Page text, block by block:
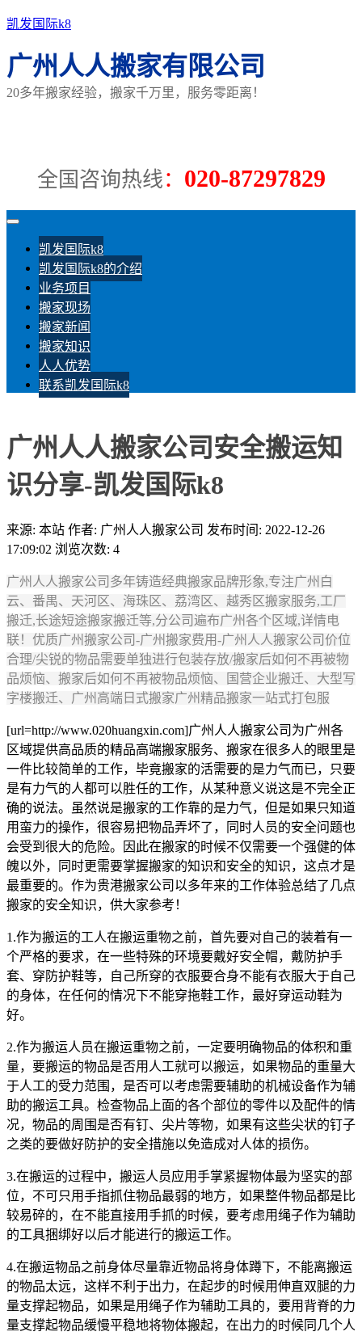
凯发国际k8
广州人人搬家有限公司
20多年搬家经验，搬家千万里，服务零距离！
全国咨询热线： 020-87297829
凯发国际k8
凯发国际k8的介绍
业务项目
搬家现场
搬家新闻
搬家知识
人人优势
联系凯发国际k8
广州人人搬家公司安全搬运知
识分享-凯发国际k8
来源: 本站 作者: 广州人人搬家公司 发布时间: 2022-12-26
17:09:02 浏览次数: 4
广州人人搬家公司多年铸造经典搬家品牌形象,专注广州白
云、番禺、天河区、海珠区、荔湾区、越秀区搬家服务,工厂
搬迁,长途短途搬家搬迁等,分公司遍布广州各个区域,详情电
联！优质广州搬家公司-广州搬家费用-广州人人搬家公司价位
合理/尖锐的物品需要单独进行包装存放/搬家后如何不再被物
品烦恼、搬家后如何不再被物品烦恼、国营企业搬迁、大型写
字楼搬迁、广州高端日式搬家广州精品搬家一站式打包服
[url=http://www.020huangxin.com]广州人人搬家公司为广州各
区域提供高品质的精品高端搬家服务、搬家在很多人的眼里是
一件比较简单的工作，毕竟搬家的活需要的是力气而已，只要
是有力气的人都可以胜任的工作，从某种意义说这是不完全正
确的说法。虽然说是搬家的工作靠的是力气，但是如果只知道
用蛮力的操作，很容易把物品弄坏了，同时人员的安全问题也
会受到很大的危险。因此在搬家的时候不仅需要一个强健的体
魄以外，同时更需要掌握搬家的知识和安全的知识，这点才是
最重要的。作为贵港搬家公司以多年来的工作体验总结了几点
搬家的安全知识，供大家参考！
1.作为搬运的工人在搬运重物之前，首先要对自己的装着有一
个严格的要求，在一些特殊的环境要戴好安全帽，戴防护手
套、穿防护鞋等，自己所穿的衣服要合身不能有衣服大于自己
的身体，在任何的情况下不能穿拖鞋工作，最好穿运动鞋为
好。
2.作为搬运人员在搬运重物之前，一定要明确物品的体积和重
量，要搬运的物品是否用人工就可以搬运，如果物品的重量大
于人工的受力范围，是否可以考虑需要辅助的机械设备作为辅
助的搬运工具。检查物品上面的各个部位的零件以及配件的情
况，物品的周围是否有钉、尖片等物，如果有这些尖状的钉子
之类的要做好防护的安全措施以免造成对人体的损伤。
3.在搬运的过程中，搬运人员应用手掌紧握物体最为坚实的部
位，不可只用手指抓住物品最弱的地方，如果整件物品都是比
较易碎的，在不能直接用手抓的时候，要考虑用绳子作为辅助
的工具捆绑好以后才能进行的搬运工作。
4.在搬运物品之前身体尽量靠近物品将身体蹲下，不能离搬运
的物品太远，这样不利于出力，在起步的时候用伸直双腿的力
量支撑起物品，如果是用绳子作为辅助工具的，要用背脊的力
量支撑起物品缓慢平稳地将物体搬起，在出力的时候同几个人